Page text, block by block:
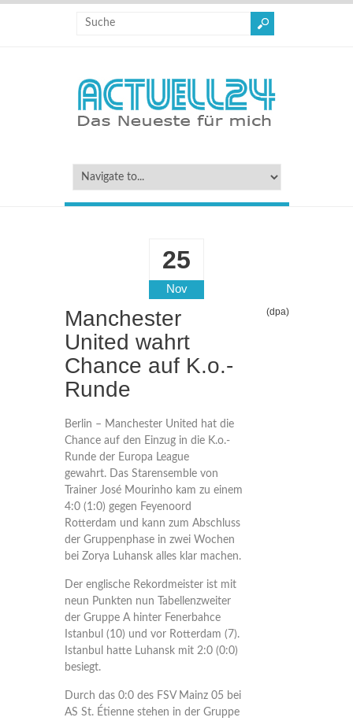
25
Nov
Manchester
United wahrt
Chance auf K.o.-
Runde
(dpa)
Berlin – Manchester United hat die
Chance auf den Einzug in die K.o.-
Runde der Europa League
gewahrt. Das Starensemble von
Trainer José Mourinho kam zu einem
4:0 (1:0) gegen Feyenoord
Rotterdam und kann zum Abschluss
der Gruppenphase in zwei Wochen
bei Zorya Luhansk alles klar machen.
Der englische Rekordmeister ist mit
neun Punkten nun Tabellenzweiter
der Gruppe A hinter Fenerbahce
Istanbul (10) und vor Rotterdam (7).
Istanbul hatte Luhansk mit 2:0 (0:0)
besiegt.
Durch das 0:0 des FSV Mainz 05 bei
AS St. Étienne stehen in der Gruppe